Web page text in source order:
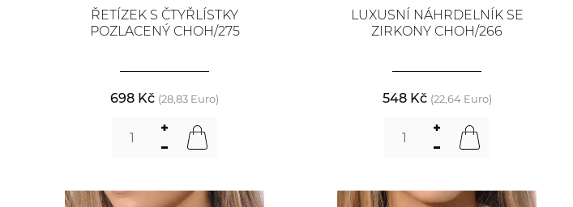
ŘETÍZEK S ČTYŘLÍSTKY
POZLACENÝ CHOH/275
698 Kč (28,83 Euro)
LUXUSNÍ NÁHRDELNÍK SE
ZIRKONY CHOH/266
548 Kč (22,64 Euro)